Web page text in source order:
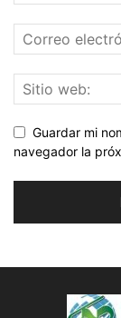
Guardar mi
navegador la